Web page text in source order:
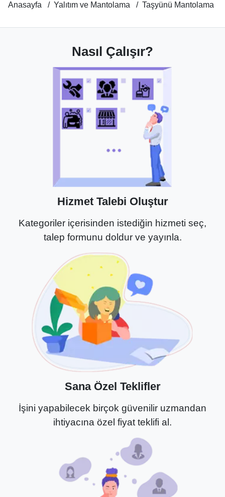
Anasayfa Yalıtım ve Mantolama Taşyünü Mantolama
Nasıl Çalışır?
Hizmet Talebi Oluştur
Kategoriler içerisinden istediğin hizmeti seç,
talep formunu doldur ve yayınla.
Sana Özel Teklifler
İşini yapabilecek birçok güvenilir uzmandan
ihtiyacına özel fiyat teklifi al.